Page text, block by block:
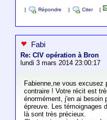
Répondre Citer
Fabi
Re: CIV opération à Bron
lundi 3 mars 2014 23:00:17
Fabienne,ne vous excusez
contraire ! Votre récit est
énormément, j'en ai besoin
épreuve. Les témoignages
là sont très précieux.